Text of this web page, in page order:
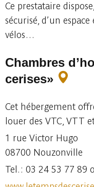
Ce prestataire
sécurisé, d’un
vélos…
Chambres
cerises»
Cet hébergement
louer des VTC, VTT
1 rue Victor Hugo
08700 Nouzonville
Tel. : 03 24 53 77 89